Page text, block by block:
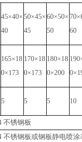
45×40×
40
50×45×
45
60×50×
50
60
165×18
0×173
170×18
0×173
180×18
0×200
5 5 5 10
不锈钢板
不锈钢板或钢板静电喷涂